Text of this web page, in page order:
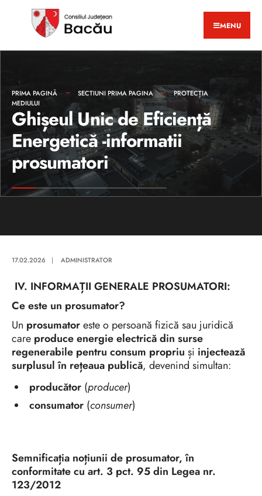
MENU
PRIMA PAGINĂ SECTIUNI PRIMA PAGINA
PROTECȚIA
MEDIULUI
Ghișeul Unic de Eficiență
Energetică -informatii
prosumatori
17.02.2026 | ADMINISTRATOR
IV. INFORMAȚII GENERALE PROSUMATORI:
Ce este un prosumator?
Un prosumatoreste o persoană fizică sau juridică
care produce energie electrică din surse
regenerabile pentru consum propriu și injectează
surplusul în rețeaua publică, devenind simultan:
producător (producer)
consumator (consumer)
Semnificația noțiunii de prosumator, în
conformitate cu art. 3 pct. 95 din Legea nr.
123/2012